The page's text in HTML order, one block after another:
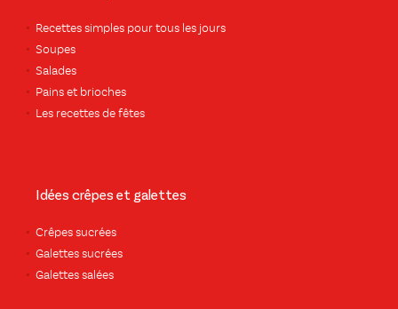
Recettes simples pour tous les jours
Soupes
Salades
Pains et brioches
Les recettes de fêtes
Idées crêpes et galettes
Crêpes sucrées
Galettes sucrées
Galettes salées